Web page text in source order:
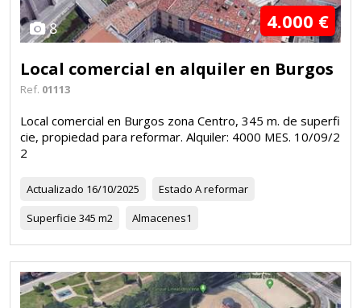
8 4.000 €
Local comercial en alquiler en Burgos
Ref. 01113
Local comercial en Burgos zona Centro, 345 m. de superfi
cie, propiedad para reformar. Alquiler: 4000 MES. 10/09/2
2
Actualizado 16/10/2025 Estado A reformar
Superficie 345 m2 Almacenes1